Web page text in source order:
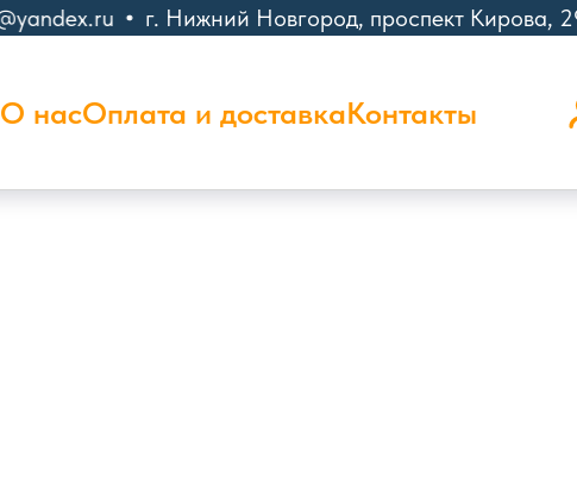
г. Нижний Новгород, проспект Кирова, 29
О насОплата и доставкаКонтакты